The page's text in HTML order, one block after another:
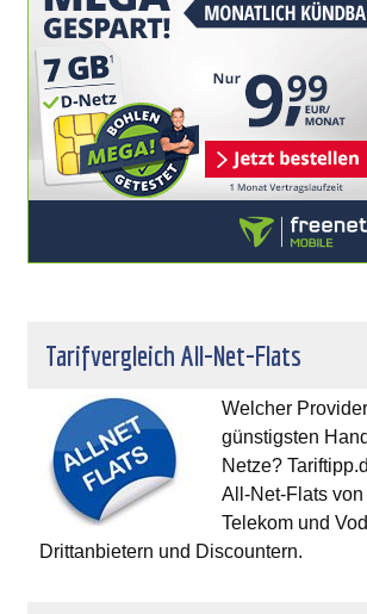
Tarifvergleich All-Net-Flats
Welcher
günstigsten
Netze?
All-Net-Flats
Telekom und
Drittanbietern und Discountern.